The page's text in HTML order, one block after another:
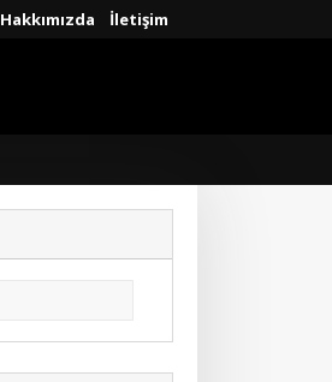
Hakkımızda İletişim